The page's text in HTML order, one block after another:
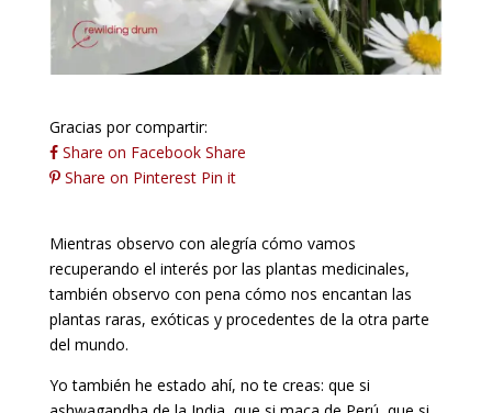
Gracias por compartir:
Share on Facebook Share
Share on Pinterest Pin it
Mientras observo con alegría cómo vamos
recuperando el interés por las plantas medicinales,
también observo con pena cómo nos encantan las
plantas raras, exóticas y procedentes de la otra parte
del mundo.
Yo también he estado ahí, no te creas: que si